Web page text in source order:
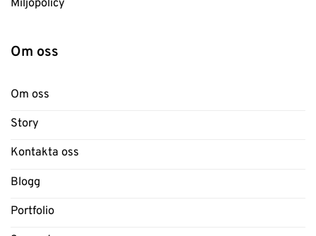
Miljöpolicy
Om oss
Om oss
Story
Kontakta oss
Blogg
Portfolio